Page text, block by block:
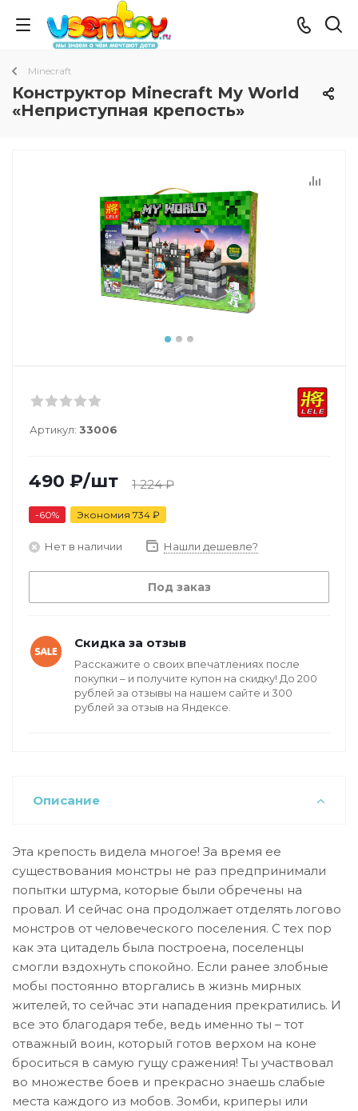
Minecraft
Конструктор Minecraft My World
«Неприступная крепость»
Артикул: 33006
490 ₽/шт 1 224₽
-60% Экономия 734 ₽
Нет в наличии Нашли дешевле?
Под заказ
Скидка за отзыв
Расскажите о своих впечатлениях после
покупки – и получите купон на скидку! До 200
рублей за отзывы на нашем сайте и 300
рублей за отзыв на Яндексе.
Описание
Эта крепость видела многое! За время ее
существования монстры не раз предпринимали
попытки штурма, которые были обречены на
провал. И сейчас она продолжает отделять логово
монстров от человеческого поселения. С тех пор
как эта цитадель была построена, поселенцы
смогли вздохнуть спокойно. Если ранее злобные
мобы постоянно вторгались в жизнь мирных
жителей, то сейчас эти нападения прекратились. И
все это благодаря тебе, ведь именно ты – тот
отважный воин, который готов верхом на коне
броситься в самую гущу сражения! Ты участвовал
во множестве боев и прекрасно знаешь слабые
места каждого из мобов. Зомби, криперы или